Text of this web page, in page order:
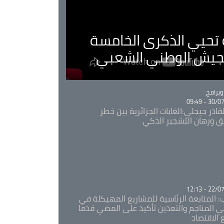
تحيي الذكرى الخامسة
الوطني الشعبي
30/07/
جيجلي:الغابات الجزائرية بين خطر
ورهان التشجير الذكي
22/07/
المتابعة الرئاسية للمشاريع المهيكلة في
المناجم والتعدين تأكيد على المضي قدما
الاقتصاد